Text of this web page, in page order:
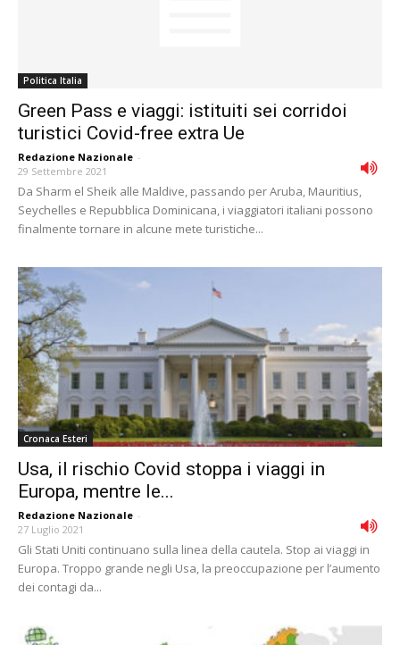
Politica Italia
Green Pass e viaggi: istituiti sei corridoi
turistici Covid-free extra Ue
Redazione Nazionale -
29 Settembre 2021
Da Sharm el Sheik alle Maldive, passando per Aruba, Mauritius,
Seychelles e Repubblica Dominicana, i viaggiatori italiani possono
finalmente tornare in alcune mete turistiche...
Cronaca Esteri
Usa, il rischio Covid stoppa i viaggi in
Europa, mentre le...
Redazione Nazionale -
27 Luglio 2021
Gli Stati Uniti continuano sulla linea della cautela. Stop ai viaggi in
Europa. Troppo grande negli Usa, la preoccupazione per l’aumento
dei contagi da...